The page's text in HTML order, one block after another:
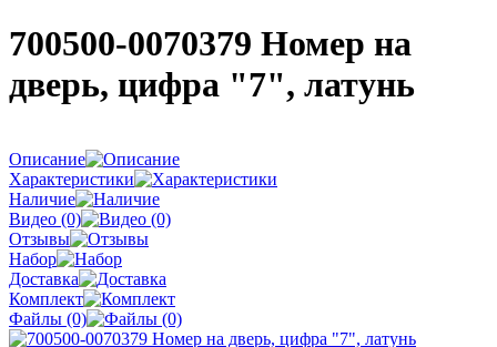
700500-0070379 Номер на
дверь, цифра "7", латунь
Описание
Характеристики
Наличие
Видео (0)
Отзывы
Набор
Доставка
Комплект
Файлы (0)